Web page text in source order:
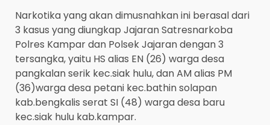
Narkotika yang akan dimusnahkan ini berasal dari
3 kasus yang diungkap Jajaran Satresnarkoba
Polres Kampar dan Polsek Jajaran dengan 3
tersangka, yaitu HS alias EN (26) warga desa
pangkalan serik kec.siak hulu, dan AM alias PM
(36)warga desa petani kec.bathin solapan
kab.bengkalis serat SI (48) warga desa baru
kec.siak hulu kab.kampar.